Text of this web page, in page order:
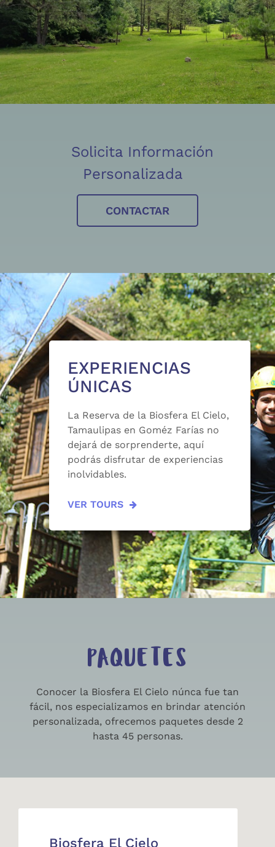
Solicita Información
Personalizada
CONTACTAR
EXPERIENCIAS
ÚNICAS
La Reserva de la Biosfera El Cielo,
Tamaulipas en Goméz Farías no
dejará de sorprenderte, aquí
podrás disfrutar de experiencias
inolvidables.
VER TOURS
PAQUETES
Conocer la Biosfera El Cielo núnca fue tan
fácil, nos especializamos en brindar atención
personalizada, ofrecemos paquetes desde 2
hasta 45 personas.
Biosfera El Cielo